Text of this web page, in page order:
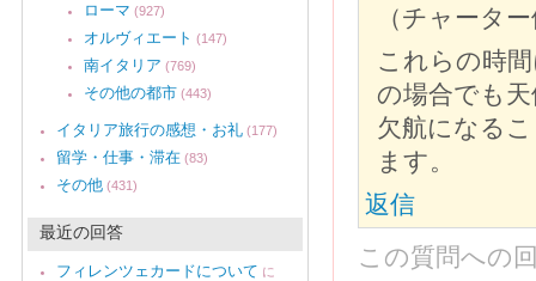
（チャータ
これらの時
の場合でも
欠航になる
ます。
返信
この質問への
ローマ (927)
オルヴィエート (147)
南イタリア (769)
その他の都市 (443)
イタリア旅行の感想・お礼 (177)
留学・仕事・滞在 (83)
その他 (431)
最近の回答
フィレンツェカードについて に